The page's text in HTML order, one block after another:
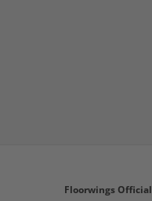
Floorwings Official